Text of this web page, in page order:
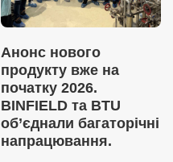
Анонс нового
продукту вже на
початку 2026.
BINFIELD та BTU
об’єднали багаторічні
напрацювання.